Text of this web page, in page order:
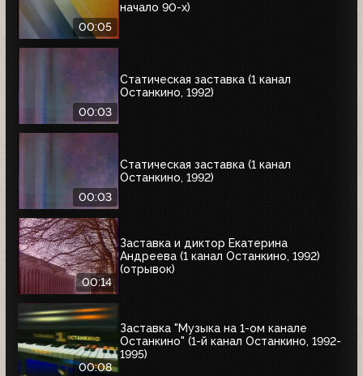
00:05
начало 90-х)
00:03
Статическая заставка (1 канал
Останкино, 1992)
00:03
Статическая заставка (1 канал
Останкино, 1992)
00:14
Заставка и диктор Екатерина
Андреева (1 канал Останкино, 1992)
(отрывок)
00:08
Заставка "Музыка на 1-ом канале
Останкино" (1-й канал Останкино, 1992-
1995)